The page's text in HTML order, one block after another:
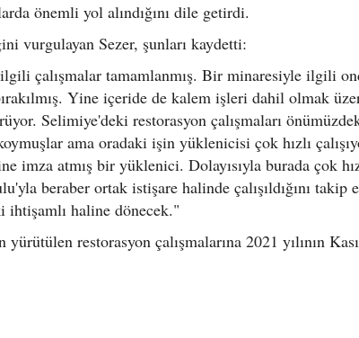
önemli yol alındığını dile getirdi.
vurgulayan Sezer, şunları kaydetti:
çalışmalar tamamlanmış. Bir minaresiyle ilgili
Yine içeride de kalem işleri dahil olmak
Selimiye'deki restorasyon çalışmaları
ama oradaki işin yüklenicisi çok hızlı
imza atmış bir yüklenici. Dolayısıyla burada çok
beraber ortak istişare halinde çalışıldığını takip
ihtişamlı haline dönecek."
restorasyon çalışmalarına 2021 yılının